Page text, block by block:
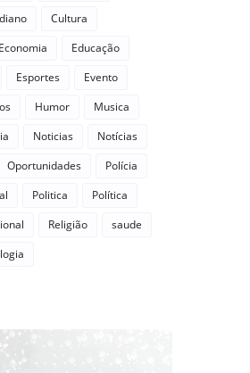
Cultura
Economia
Educação
Esportes
Evento
Humor
Musica
Noticias
Notícias
Oportunidades
Polícia
Politica
Política
Religião
saude